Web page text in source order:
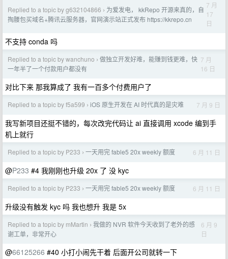
Replied to a topic by g632104866 › 为爱发电， kkRepo 开源来真的，自
掏腰包买域名+腾讯云服务器，官网演示站正式发布 https://kkrepo.cn
7 月
17
日
不支持 conda 吗
Replied to a topic by wanchuno › 做独立开发好难，能赚到钱更难，快
一年半了一个付款用户都没有
7 月
16 日
对比下来 那我算成了 我有一百多个付费用户了
Replied to a topic by f5a599 › iOS 原生开发在 AI 时代真的是灾难 7 月 9 日
我写新项目还挺不错的，每次改完代码让 ai 直接调用 xcode 编到手
机上就行
Replied to a topic by P233 › 一天用完 fable5 20x weekly 额度 6 月 11 日
@P233 #4 我刚刚也升级 20x 了 没 kyc
Replied to a topic by P233 › 一天用完 fable5 20x weekly 额度 6 月 11 日
升级没有触发 kyc 吗 我也想升 我是 5x
Replied to a topic by mMartin › 我做的 NVR 软件今天收到了老外的感
谢工单，非常开心
6 月 9
日
@66125266 #40 小打小闹先干着 后面开公司就转一下